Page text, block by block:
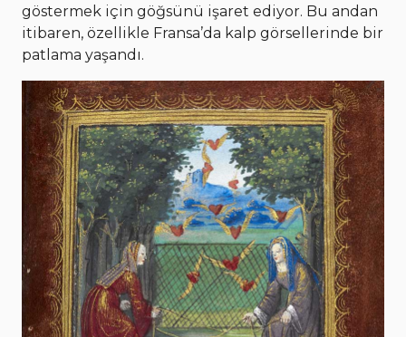
göstermek için göğsünü işaret ediyor. Bu andan
itibaren, özellikle Fransa’da kalp görsellerinde bir
patlama yaşandı.